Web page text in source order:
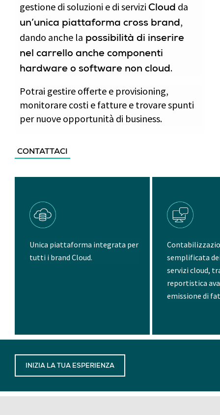
gestione di soluzioni e di servizi Cloud da
un’unica piattaforma cross brand,
dando anche la possibilità di inserire
nel carrello anche componenti
hardware o software non cloud.
Potrai gestire offerte e provisioning,
monitorare costi e fatture e trovare spunti
per nuove opportunità di business.
CONTATTACI
Unica piattaforma integrata per
tutti i brand Cloud.
semplificata
servizi cloud,
reportistica
emissione di
INIZIA LA TUA ESPERIENZA